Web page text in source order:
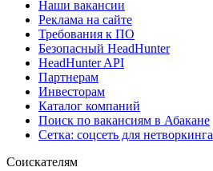
Наши вакансии
Реклама на сайте
Требования к ПО
Безопасный HeadHunter
HeadHunter API
Партнерам
Инвесторам
Каталог компаний
Поиск по вакансиям в Абакане
Сетка: соцсеть для нетворкинга
Соискателям